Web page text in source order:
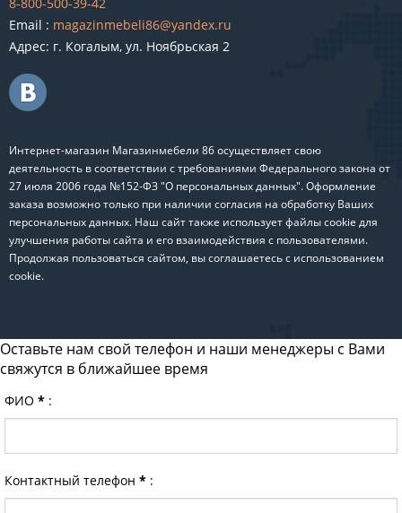
Email : magazinmebeli86@yandex.ru
Адрес: г. Когалым, ул. Ноябрьская 2
Интернет-магазин Магазинмебели 86 осуществляет свою
деятельность в соответствии с требованиями Федерального закона от
27 июля 2006 года №152-ФЗ "О персональных данных". Оформление
заказа возможно только при наличии согласия на обработку Ваших
персональных данных. Наш сайт также использует файлы cookie для
улучшения работы сайта и его взаимодействия с пользователями.
Продолжая пользоваться сайтом, вы соглашаетесь с использованием
cookie.
Оставьте нам свой телефон и наши менеджеры с Вами
свяжутся в ближайшее время
ФИО * :
Контактный телефон * :